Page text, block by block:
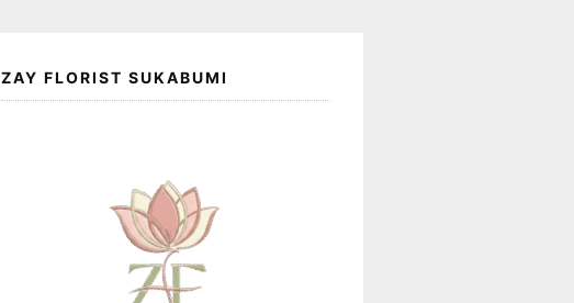
ZAY FLORIST SUKABUMI